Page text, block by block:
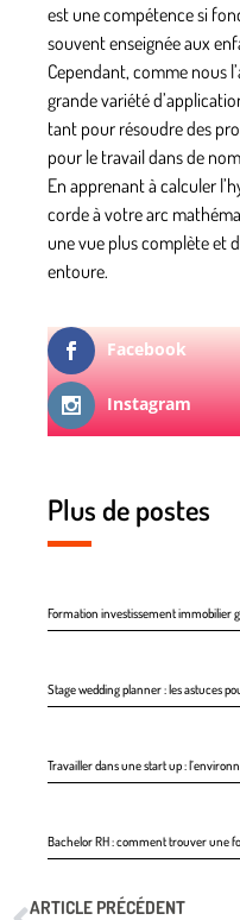
est une compétence si
souvent enseignée aux
Cependant, comme nous
grande variété
tant pour résoudre des
pour le travail dans de
En apprenant à calculer
corde à votre arc
une vue plus complète et
entoure.
Facebook
Instagram
Plus de postes
Formation investissement immobilier
Stage wedding planner : les astuces
Travailler dans une start up :
Bachelor RH : comment trouver une
ARTICLE PRÉCÉDENT